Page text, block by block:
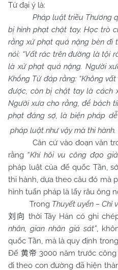
Tử đại ý là:
Pháp luật triều Thương
bị hình phạt chặt tay. Học trò
rằng xử phạt quá nặng bèn đi
nói: “Vất rác trên đường là tội
là xử phạt quá nặng. Người
Khổng Tử đáp rằng: “Không
được, còn bị chặt tay là cách
Người xưa cho rằng, để bách
phạt đáng sợ, là biện pháp
pháp luật như vậy mà thi hành.
Căn cứ vào đoạn văn
rằng “Khí hôi vu công đạo
pháp luật của đế quốc Tần,
thi hành, dựa theo câu đó mà
hình tuấn pháp là lấy râu ông
Trong Thuyết uyển – Chỉ
刘向 thời Tây Hán có ghi
nhân, gian nhân giả sát”,
quốc Tần, mà là quy định trong
Đế 黄帝 3000 năm trước
đi theo con đường đã hiện